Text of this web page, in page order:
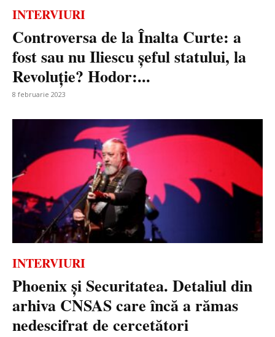
INTERVIURI
Controversa de la Înalta Curte: a
fost sau nu Iliescu șeful statului, la
Revoluție? Hodor:...
8 februarie 2023
INTERVIURI
Phoenix și Securitatea. Detaliul din
arhiva CNSAS care încă a rămas
nedescifrat de cercetători